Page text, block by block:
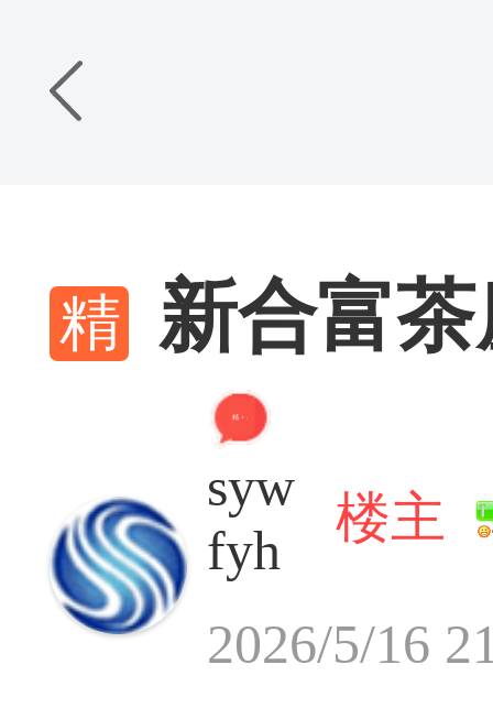
新合富
精 + 4
syw
fyh
楼主
2026/5/16